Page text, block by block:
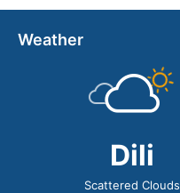
Weather
Dili
Scattered Clouds